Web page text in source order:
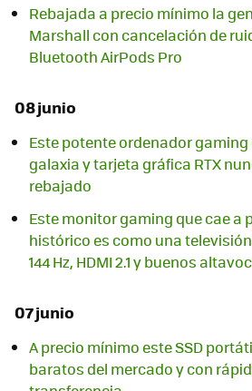
Rebajada a precio mínimo la
Marshall con cancelación de
Bluetooth AirPods Pro
08 junio
Este potente ordenador
galaxia y tarjeta gráfica RTX
rebajado
Este monitor gaming que cae a
histórico es como una
144 Hz, HDMI 2.1 y buenos
07 junio
A precio mínimo este SSD
baratos del mercado y con